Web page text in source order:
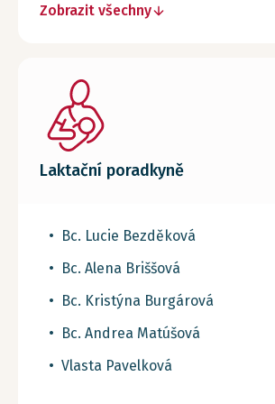
Zobrazit všechny
Laktační poradkyně
Bc. Lucie Bezděková
Bc. Alena Briššová
Bc. Kristýna Burgárová
Bc. Andrea Matúšová
Vlasta Pavelková